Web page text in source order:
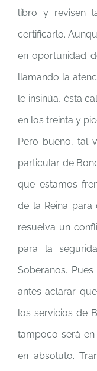
libro y revisen
certificarlo.
en oportunidad
llamando la
le insinúa, ésta
en los treinta y
Pero bueno, tal
particular de
que estamos
de la Reina
resuelva un
para la
Soberanos.
antes aclarar
los servicios de
tampoco será
en absoluto.